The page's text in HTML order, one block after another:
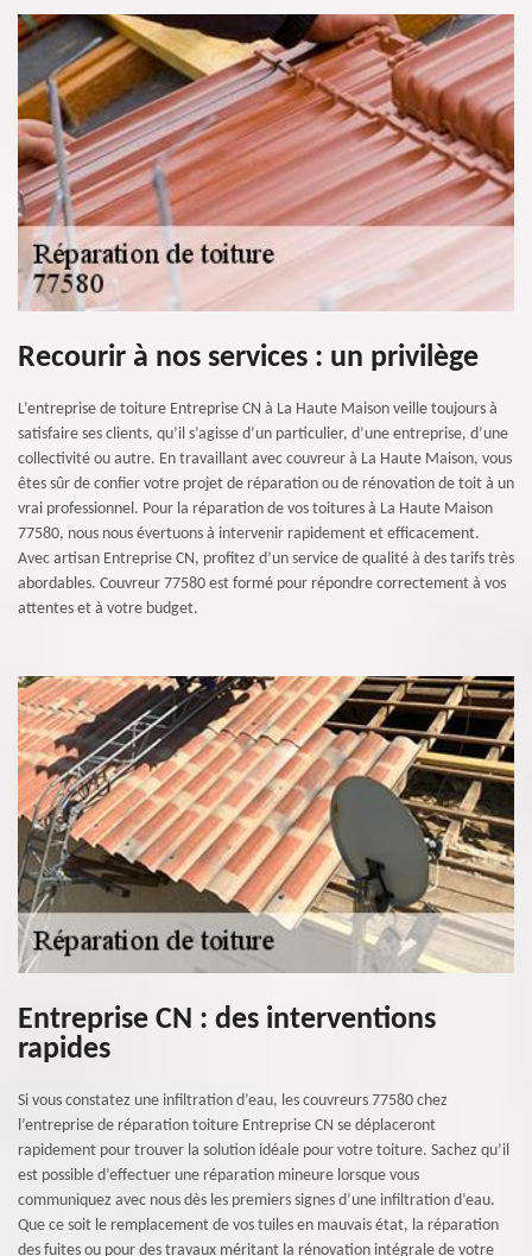
Recourir à nos services : un privilège
L’entreprise de toiture Entreprise CN à La Haute Maison veille toujours à
satisfaire ses clients, qu’il s’agisse d’un particulier, d’une entreprise, d’une
collectivité ou autre. En travaillant avec couvreur à La Haute Maison, vous
êtes sûr de confier votre projet de réparation ou de rénovation de toit à un
vrai professionnel. Pour la réparation de vos toitures à La Haute Maison
77580, nous nous évertuons à intervenir rapidement et efficacement.
Avec artisan Entreprise CN, profitez d’un service de qualité à des tarifs très
abordables. Couvreur 77580 est formé pour répondre correctement à vos
attentes et à votre budget.
Entreprise CN : des interventions
rapides
Si vous constatez une infiltration d’eau, les couvreurs 77580 chez
l’entreprise de réparation toiture Entreprise CN se déplaceront
rapidement pour trouver la solution idéale pour votre toiture. Sachez qu’il
est possible d’effectuer une réparation mineure lorsque vous
communiquez avec nous dès les premiers signes d’une infiltration d’eau.
Que ce soit le remplacement de vos tuiles en mauvais état, la réparation
des fuites ou pour des travaux méritant la rénovation intégrale de votre